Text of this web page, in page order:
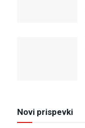
Novi prispevki